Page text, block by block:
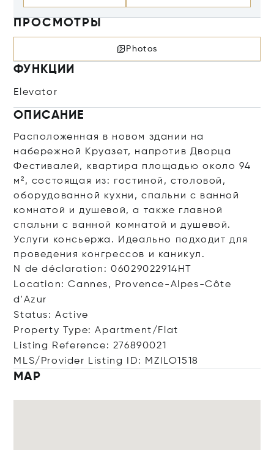
ПРОСМОТРЫ
Photos
ФУНКЦИИ
Elevator
ОПИСАНИЕ
Расположенная в новом здании на
набережной Круазет, напротив Дворца
Фестивалей, квартира площадью около 94
м², состоящая из: гостиной, столовой,
оборудованной кухни, спальни с ванной
комнатой и душевой, а также главной
спальни с ванной комнатой и душевой.
Услуги консьержа. Идеально подходит для
проведения конгрессов и каникул.
N de déclaration: 06029022914HT
Location: Cannes, Provence-Alpes-Côte
d'Azur
Status: Active
Property Type: Apartment/Flat
Listing Reference: 276890021
MLS/Provider Listing ID: MZILO1518
MAP